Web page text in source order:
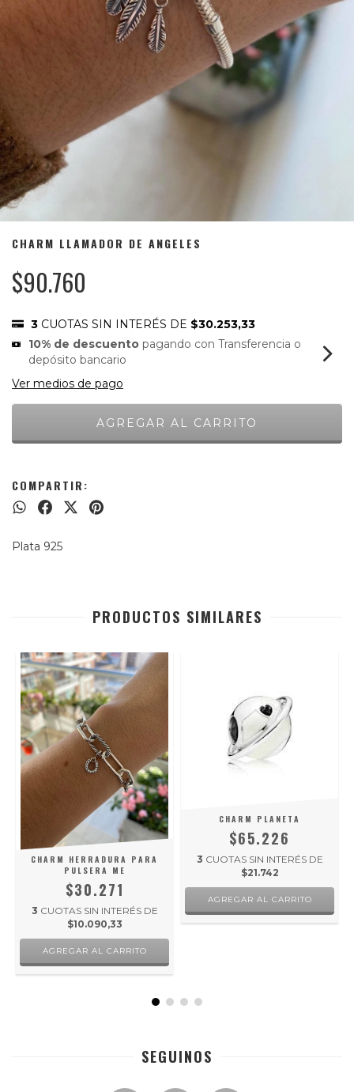
CHARM LLAMADOR DE ANGELES
$90.760
3 CUOTAS SIN INTERÉS DE $30.253,33
10% de descuento pagando con Transferencia o
depósito bancario
Ver medios de pago
COMPARTIR:
Plata 925
PRODUCTOS SIMILARES
CHARM HERRADURA PARA
PULSERA ME
$30.271
3 CUOTAS SIN INTERÉS DE
$10.090,33
CHARM PLANETA
$65.226
3 CUOTAS SIN INTERÉS DE
$21.742
SEGUINOS